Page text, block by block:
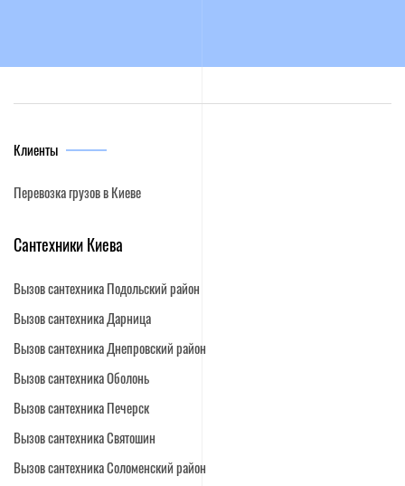
Клиенты
Перевозка грузов в Киеве
Сантехники Киева
Вызов сантехника Подольский район
Вызов сантехника Дарница
Вызов сантехника Днепровский район
Вызов сантехника Оболонь
Вызов сантехника Печерск
Вызов сантехника Святошин
Вызов сантехника Соломенский район